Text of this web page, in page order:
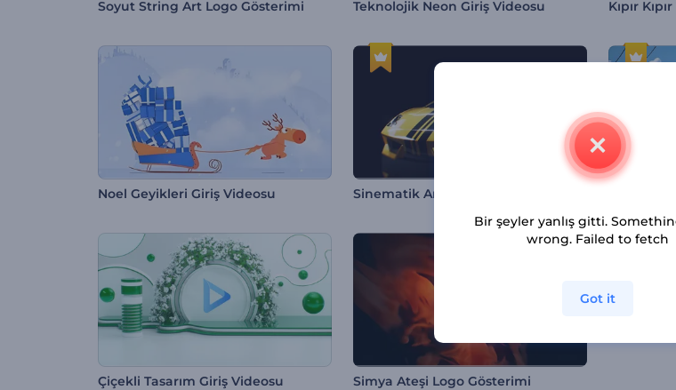
Soyut String Art Logo Gösterimi Teknolojik Neon Giriş Videosu Kıpır
Noel Geyikleri Giriş Videosu Sinematik Araba İntro
Çiçekli Tasarım Giriş Videosu Simya Ateşi Logo Gösterimi
Bir şeyler yanlış gitti.
wrong. Failed to fetch
Got it